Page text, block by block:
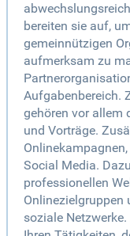
bereiten sie auf,
gemeinnützigen
aufmerksam zu
Aufgabenbereich.
gehören vor allem
und Vorträge.
Social Media.
professionellen
Onlinezielgruppen
soziale